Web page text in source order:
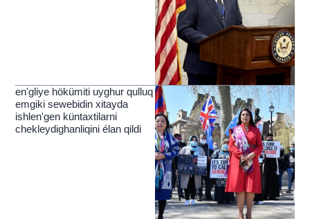
en'gliye hökümiti uyghur qulluq
emgiki sewebidin xitayda
ishlen'gen küntaxtilarni
chekleydighanliqini élan qildi